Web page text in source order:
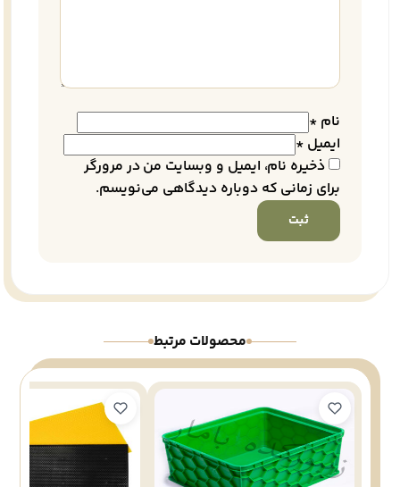
نام *
ایمیل *
ذخیره نام، ایمیل و وبسایت من در مرورگر
برای زمانی که دوباره دیدگاهی می‌نویسم.
محصولات مرتبط